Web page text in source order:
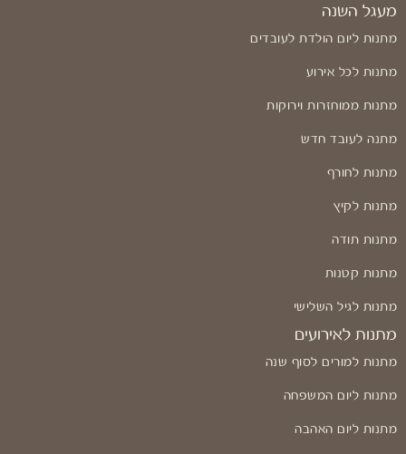
מעגל השנה
מתנות ליום הולדת לעובדים
מתנות לכל אירוע
מתנות ממוחזרות וירוקות
מתנה לעובד חדש
מתנות לחורף
מתנות לקיץ
מתנות תודה
מתנות קטנות
מתנות לגיל השלישי
מתנות לאירועים
מתנות למורים לסוף שנה
מתנות ליום המשפחה
מתנות ליום האהבה